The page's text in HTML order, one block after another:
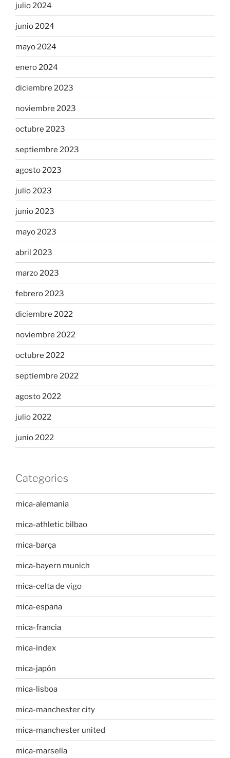
julio 2024
junio 2024
mayo 2024
enero 2024
diciembre 2023
noviembre 2023
octubre 2023
septiembre 2023
agosto 2023
julio 2023
junio 2023
mayo 2023
abril 2023
marzo 2023
febrero 2023
diciembre 2022
noviembre 2022
octubre 2022
septiembre 2022
agosto 2022
julio 2022
junio 2022
Categories
mica-alemania
mica-athletic bilbao
mica-barça
mica-bayern munich
mica-celta de vigo
mica-españa
mica-francia
mica-index
mica-japón
mica-lisboa
mica-manchester city
mica-manchester united
mica-marsella